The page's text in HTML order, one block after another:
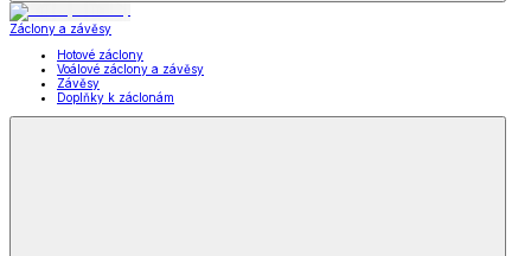
Záclony a závěsy
Hotové záclony
Voálové záclony a závěsy
Závěsy
Doplňky k záclonám